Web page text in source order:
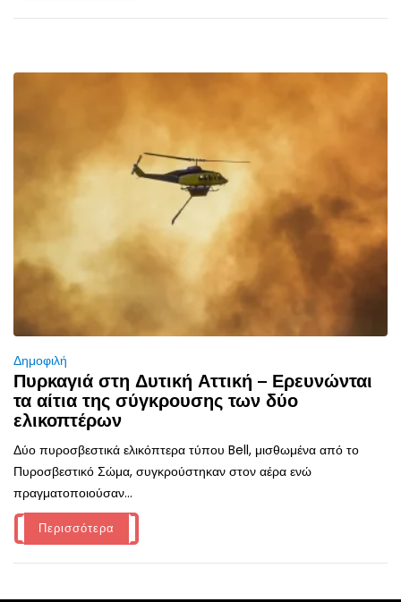
Δημοφιλή
Πυρκαγιά στη Δυτική Αττική – Ερευνώνται
τα αίτια της σύγκρουσης των δύο
ελικοπτέρων
Δύο πυροσβεστικά ελικόπτερα τύπου Bell, μισθωμένα από το
Πυροσβεστικό Σώμα, συγκρούστηκαν στον αέρα ενώ
πραγματοποιούσαν...
Περισσότερα